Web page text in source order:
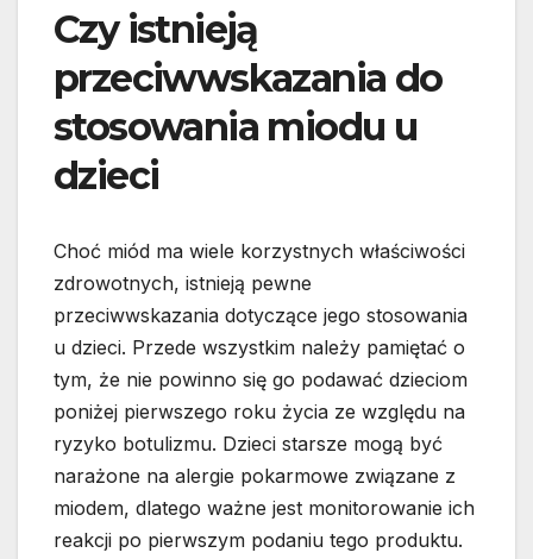
Czy istnieją
przeciwwskazania do
stosowania miodu u
dzieci
Choć miód ma wiele korzystnych właściwości
zdrowotnych, istnieją pewne
przeciwwskazania dotyczące jego stosowania
u dzieci. Przede wszystkim należy pamiętać o
tym, że nie powinno się go podawać dzieciom
poniżej pierwszego roku życia ze względu na
ryzyko botulizmu. Dzieci starsze mogą być
narażone na alergie pokarmowe związane z
miodem, dlatego ważne jest monitorowanie ich
reakcji po pierwszym podaniu tego produktu.